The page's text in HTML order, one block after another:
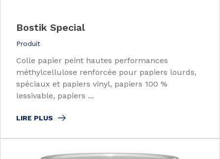
Bostik Special
Produit
Colle papier peint hautes performances
méthylcellulose renforcée pour papiers lourds,
spéciaux et papiers vinyl, papiers 100 %
lessivable, papiers ...
LIRE PLUS